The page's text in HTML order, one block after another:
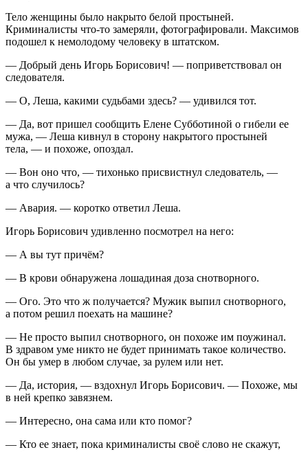
Тело женщины было накрыто белой простыней.
Криминалисты что-то замеряли, фотографировали. Максимов
подошел к немолодому человеку в штатском.
— Добрый день Игорь Борисович! — поприветствовал он
следователя.
— О, Леша, какими судьбами здесь? — удивился тот.
— Да, вот пришел сообщить Елене Субботиной о гибели ее
мужа, — Леша кивнул в сторону накрытого простыней
тела, — и похоже, опоздал.
— Вон оно что, — тихонько присвистнул следователь, —
а что случилось?
— Авария. — коротко ответил Леша.
Игорь Борисович удивленно посмотрел на него:
— А вы тут причём?
— В крови обнаружена лошадиная доза снотворного.
— Ого. Это что ж получается? Мужик выпил снотворного,
а потом решил поехать на машине?
— Не просто выпил снотворного, он похоже им поужинал.
В здравом уме никто не будет принимать такое количество.
Он бы умер в любом случае, за рулем или нет.
— Да, история, — вздохнул Игорь Борисович. — Похоже, мы
в ней крепко завязнем.
— Интересно, она сама или кто помог?
— Кто ее знает, пока криминалисты своё слово не скажут,